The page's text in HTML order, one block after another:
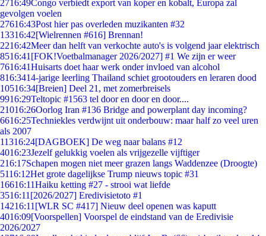
2716:49Congo verbiedt export van koper en kobalt, Europa zal
gevolgen voelen
27616:43Post hier pas overleden muzikanten #32
13316:42[Wielrennen #616] Brennan!
2216:42Meer dan helft van verkochte auto's is volgend jaar elektrisch
8516:41 [FOK!Voetbalmanager 2026/2027] #1 We zijn er weer
7616:41Huisarts doet haar werk onder invloed van alcohol
816:3414-jarige leerling Thailand schiet grootouders en leraren dood
10516:34[Breien] Deel 21, met zomerbreisels
9916:29Teltopic #1563 tel door en door en door....
21016:26Oorlog Iran #136 Bridge and powerplant day incoming?
6616:25Techniekles verdwijnt uit onderbouw: maar half zo veel uren
als 2007
11316:24[DAGBOEK] De weg naar balans #12
4016:23Jezelf gelukkig voelen als vrijgezelle vijftiger
216:17Schapen mogen niet meer grazen langs Waddenzee (Droogte)
5116:12Het grote dagelijkse Trump nieuws topic #31
16616:11Haiku ketting #27 - strooi wat liefde
3516:11 [2026/2027] Eredivisietoto #1
14216:11 [WLR SC #417] Nieuw deel openen was kaputt
4016:09[Voorspellen] Voorspel de eindstand van de Eredivisie
2026/2027